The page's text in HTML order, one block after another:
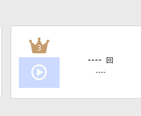
3
---- 回
----